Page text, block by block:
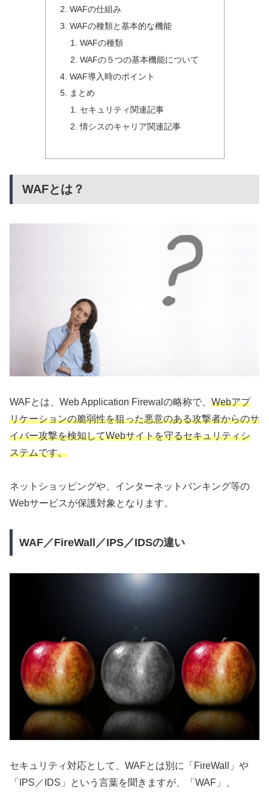
WAFの仕組み
WAFの種類と基本的な機能
WAFの種類
WAFの５つの基本機能について
WAF導入時のポイント
まとめ
セキュリティ関連記事
情シスのキャリア関連記事
WAFとは？
WAFとは、Web Application Firewalの略称で、 Webアプ
リケーションの脆弱性を狙った悪意のある攻撃者からのサ
イバー攻撃を検知してWebサイトを守るセキュリティシ
ステムです。
ネットショッピングや、インターネットバンキング等の
Webサービスが保護対象となります。
WAF／FireWall／IPS／IDSの違い
セキュリティ対応として、WAFとは別に「FireWall」や
「IPS／IDS」という言葉を聞きますが、「WAF」、